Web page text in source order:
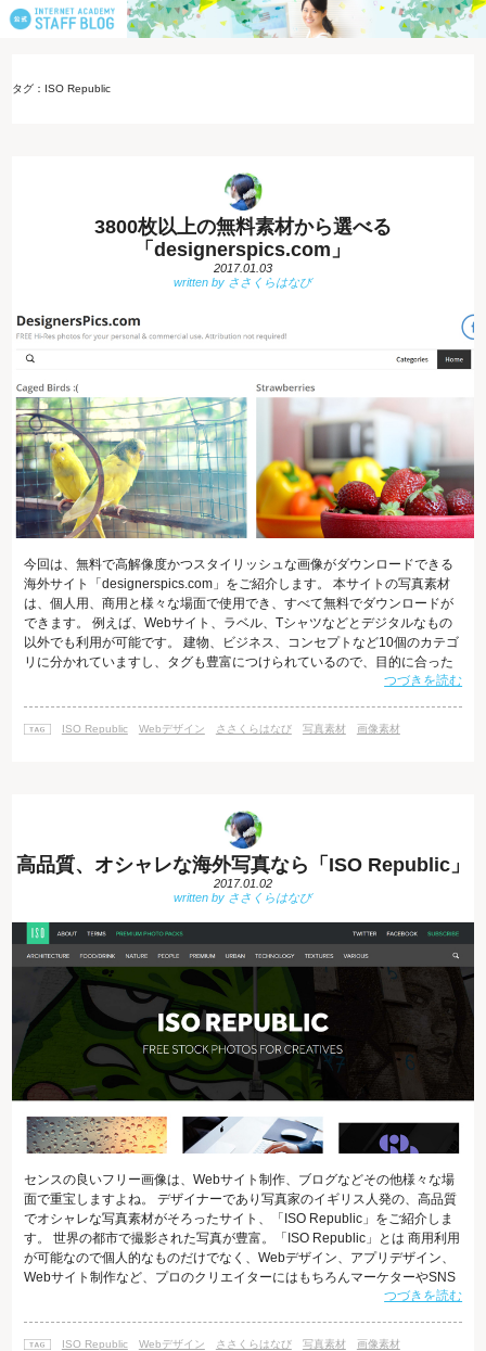
タグ：ISO Republic
3800枚以上の無料素材から選べる
「designerspics.com」
2017.01.03
今回は、無料で高解像度かつスタイリッシュな画像がダウンロードできる
海外サイト「designerspics.com」をご紹介します。 本サイトの写真素材
は、個人用、商用と様々な場面で使用でき、すべて無料でダウンロードが
できます。 例えば、Webサイト、ラベル、Tシャツなどとデジタルなもの
以外でも利用が可能です。 建物、ビジネス、コンセプトなど10個のカテゴ
リに分かれていますし、タグも豊富につけられているので、目的に合った
ものが3800枚以上の写真のなかから簡単に見つけることができます。 一枚
示されます。そこから似た写真などより目的にあったものを探していけま
つづきを読む
ISO Republic Webデザイン ささくらはなび 写真素材 画像素材
高品質、オシャレな海外写真なら「ISO Republic」
2017.01.02
センスの良いフリー画像は、Webサイト制作、ブログなどその他様々な場
面で重宝しますよね。 デザイナーであり写真家のイギリス人発の、高品質
でオシャレな写真素材がそろったサイト、「ISO Republic」をご紹介しま
す。 世界の都市で撮影された写真が豊富。「ISO Republic」とは 商用利用
が可能なので個人的なものだけでなく、Webデザイン、アプリデザイン、
Webサイト制作など、プロのクリエイターにはもちろんマーケターやSNS
担当者の方など仕事でも広く活用することができる無料素材が利用できま
れ美しい都の市写真が豊富にとり揃えられています。 建物、フード、人、
つづきを読む
ISO Republic Webデザイン ささくらはなび 写真素材 画像素材